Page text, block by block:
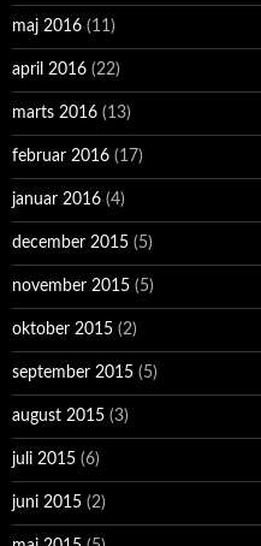
maj 2016 (11)
april 2016 (22)
marts 2016 (13)
februar 2016 (17)
januar 2016 (4)
december 2015 (5)
november 2015 (5)
oktober 2015 (2)
september 2015 (5)
august 2015 (3)
juli 2015 (6)
juni 2015 (2)